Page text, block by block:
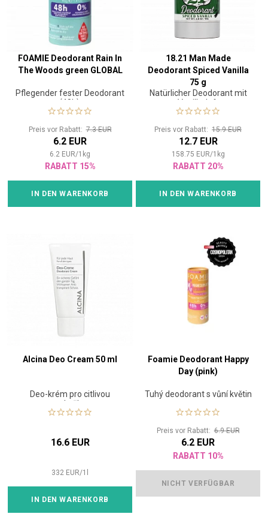
FOAMIE Deodorant Rain In
The Woods green GLOBAL
Pflegender fester Deodorant
(48h).
Preis vor Rabatt:7.3 EUR
6.2 EUR
6.2 EUR/1 kg
RABATT 15%
IN DEN WARENKORB
18.21 Man Made
Deodorant Spiced Vanilla
75 g
Natürlicher Deodorant mit
Vanilleduft
Preis vor Rabatt: 15.9 EUR
12.7 EUR
158.75 EUR/1 kg
RABATT 20%
IN DEN WARENKORB
Alcina Deo Cream 50 ml
Deo-krém pro citlivou
pokožku
16.6 EUR
332 EUR/1
IN DEN WARENKORB
Foamie Deodorant Happy
Day (pink)
Tuhý deodorant s vůní květin
Preis vor Rabatt:6.9 EUR
6.2 EUR
RABATT 10%
NICHT VERFÜGBAR